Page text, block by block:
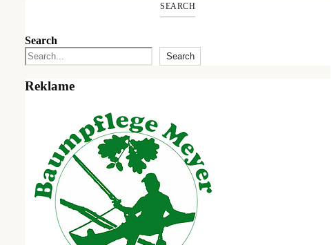
SEARCH
Search
Search
Reklame